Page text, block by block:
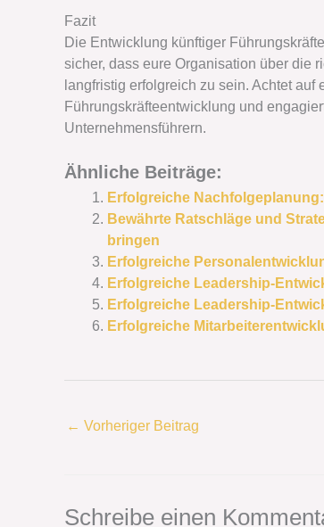
Fazit
Die Entwicklung künftiger
sicher, dass eure Organisation über die
langfristig erfolgreich zu sein. Achtet
Führungskräfteentwicklung und
Unternehmensführern.
Ähnliche Beiträge:
Erfolgreiche
Bewährte Ratschläge und
bringen
Erfolgreiche
Erfolgreiche Leadership-
Erfolgreiche Leadership-
Erfolgreiche
← Vorheriger Beitrag
Schreibe einen